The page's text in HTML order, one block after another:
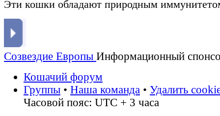
Эти кошки обладают природным
Созвездие Европы Информационный
Кошачий форум
Группы • Наша команда • Удалить
Часовой пояс: UTC + 3 часа